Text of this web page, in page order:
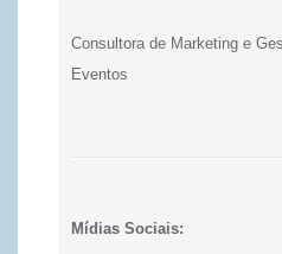
Consultora de Marketing e
Eventos
Mídias Sociais: